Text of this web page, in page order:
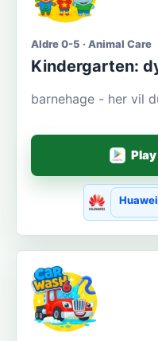
Aldre 0-5 · Animal Care
Kindergarten:
barnehage - her vil
Huawei